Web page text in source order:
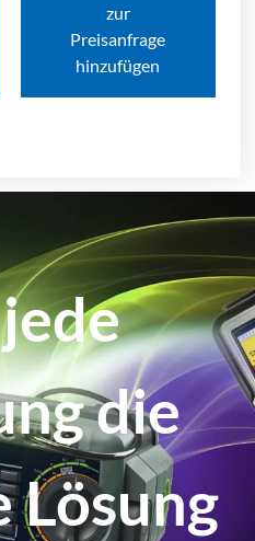
zur
Preisanfrage
hinzufügen
die